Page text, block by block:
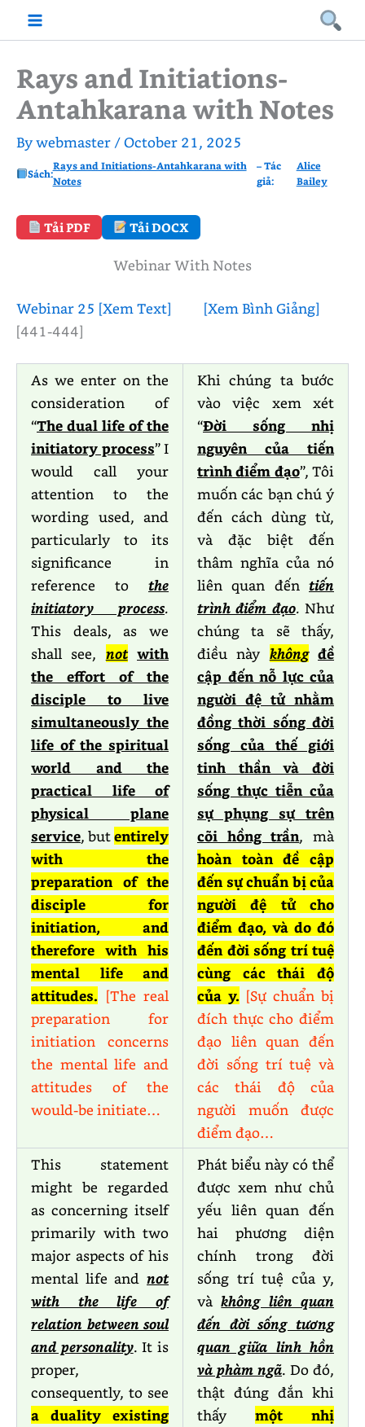
Rays and Initiations-
Antahkarana with Notes
Bywebmaster /October 21, 2025
Sách:
Rays and Initiations-Antahkarana with
Notes
– Tác
giả:
Alice
Bailey
Tải PDF Tải DOCX
Webinar With Notes
Webinar 25 [Xem Text]
[Xem Bình Giảng]
[441-444]
As we enter on the
consideration of
“The dual life of the
initiatory process” I
would call your
attention to the
wording used, and
particularly to its
significance in
reference to the
initiatory process.
This deals, as we
shall see, not with
the effort of the
disciple to live
simultaneously the
life of the spiritual
world and the
practical life of
physical plane
service, butentirely
with the
preparation of the
disciple for
initiation, and
therefore with his
mental life and
attitudes. [The real
preparation for
initiation concerns
the mental life and
attitudes of the
would-be initiate…
Khi chúng ta bước
vào việc xem xét
“Đời sống nhị
nguyên của tiến
trình điểm đạo”, Tôi
muốn các bạn chú ý
đến cách dùng từ,
và đặc biệt đến
thâm nghĩa của nó
liên quan đến tiến
trình điểm đạo.Như
chúng ta sẽ thấy,
điều này không đề
cập đến nỗ lực của
người đệ tử nhằm
đồng thời sống đời
sống của thế giới
tinh thần và đời
sống thực tiễn của
sự phụng sự trên
cõi hồng trần, mà
hoàn toàn đề cập
đến sự chuẩn bị của
người đệ tử cho
điểm đạo, và do đó
đến đời sống trí tuệ
cùng các thái độ
của y. [Sự chuẩn bị
đích thực cho điểm
đạo liên quan đến
đời sống trí tuệ và
các thái độ của
người muốn được
điểm đạo…
This statement
might be regarded
as concerning itself
primarily with two
major aspects of his
mental life and not
with the life of
relation between soul
and personality. It is
proper,
consequently, to see
a duality existing
Phát biểu này có thể
được xem như chủ
yếu liên quan đến
hai phương diện
chính trong đời
sống trí tuệ của y,
vàkhông liên quan
đến đời sống tương
quan giữa linh hồn
và phàm ngã. Do đó,
thật đúng đắn khi
thấy một nhị